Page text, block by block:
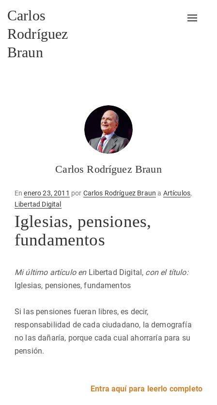
Carlos
Rodríguez
Braun
Carlos Rodríguez Braun
EnPublicado
en
enero 23, 2011 por Carlos Rodríguez Braun a Artículos,
Libertad Digital
Iglesias, pensiones,
fundamentos
Mi último artículo enLibertad Digital, con el título:
Iglesias, pensiones, fundamentos
Si las pensiones fueran libres, es decir,
responsabilidad de cada ciudadano, la demografía
no las dañaría, porque cada cual ahorraría para su
pensión.
Entra aquí para leerlo completo